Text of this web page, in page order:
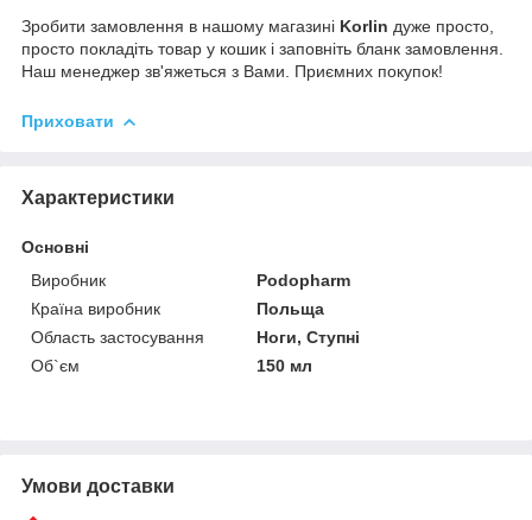
Зробити замовлення в нашому магазині Korlin дуже просто,
просто покладіть товар у кошик і заповніть бланк замовлення.
Наш менеджер зв'яжеться з Вами. Приємних покупок!
Приховати
Характеристики
Основні
Виробник
Podopharm
Країна виробник
Польща
Область застосування
Ноги, Ступні
Об`єм
150 мл
Умови доставки